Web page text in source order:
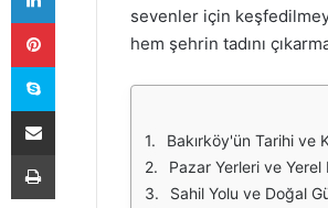
sevenler için
hem şehrin tadını
Bakırköy'ün Tarihi ve
Pazar Yerleri ve
Sahil Yolu ve Doğal
Pinterest
Skype
E-Posta ile paylaş